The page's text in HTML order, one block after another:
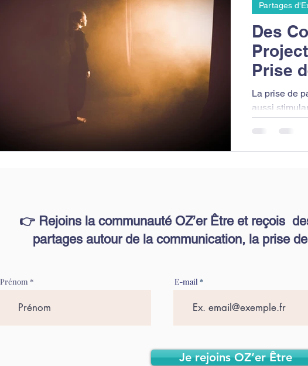
Des
Prise
La prise de
aussi stimulante
je vous
Partages
👉 Rejoins la communauté OZ’er Être et reçois
partages autour de la communication, la prise
Prénom E-mail
Je rejoins OZ’er Être